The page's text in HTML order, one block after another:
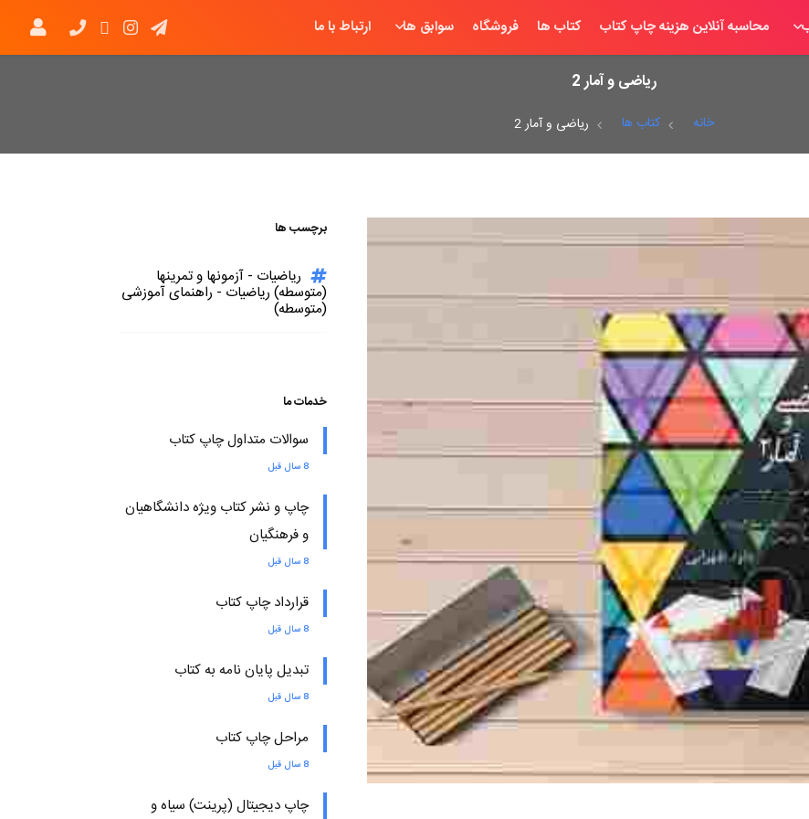
محاسبه آنلاین هزینه چاپ کتاب کتاب ها فروشگاه سوابق ها ارتباط با ما
ریاضی و آمار 2
خانه کتاب ها ریاضی و آمار 2
برچسب ها
ریاضیات - آزمونها و تمرینها
(متوسطه) ریاضیات - راهنمای آموزشی
(متوسطه)
خدمات ما
سوالات متداول چاپ کتاب
8 سال قبل
چاپ و نشر کتاب ویژه دانشگاهیان
و فرهنگیان
8 سال قبل
قرارداد چاپ کتاب
8 سال قبل
تبدیل پایان نامه به کتاب
8 سال قبل
مراحل چاپ کتاب
8 سال قبل
چاپ دیجیتال (پرینت) سیاه و